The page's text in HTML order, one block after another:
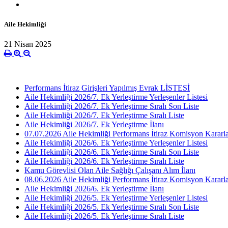
Aile Hekimliği
21 Nisan 2025
Performans İtiraz Girişleri Yapılmış Evrak LİSTESİ
Aile Hekimliği 2026/7. Ek Yerleştirme Yerleşenler Listesi
Aile Hekimliği 2026/7. Ek Yerleştirme Sıralı Son Liste
Aile Hekimliği 2026/7. Ek Yerleştirme Sıralı Liste
Aile Hekimliği 2026/7. Ek Yerleştirme İlanı
07.07.2026 Aile Hekimliği Performans İtiraz Komisyon
Aile Hekimliği 2026/6. Ek Yerleştirme Yerleşenler Listesi
Aile Hekimliği 2026/6. Ek Yerleştirme Sıralı Son Liste
Aile Hekimliği 2026/6. Ek Yerleştirme Sıralı Liste
Kamu Görevlisi Olan Aile Sağlığı Çalışanı Alım İlanı
08.06.2026 Aile Hekimliği Performans İtiraz Komisyon
Aile Hekimliği 2026/6. Ek Yerleştirme İlanı
Aile Hekimliği 2026/5. Ek Yerleştirme Yerleşenler Listesi
Aile Hekimliği 2026/5. Ek Yerleştirme Sıralı Son Liste
Aile Hekimliği 2026/5. Ek Yerleştirme Sıralı Liste